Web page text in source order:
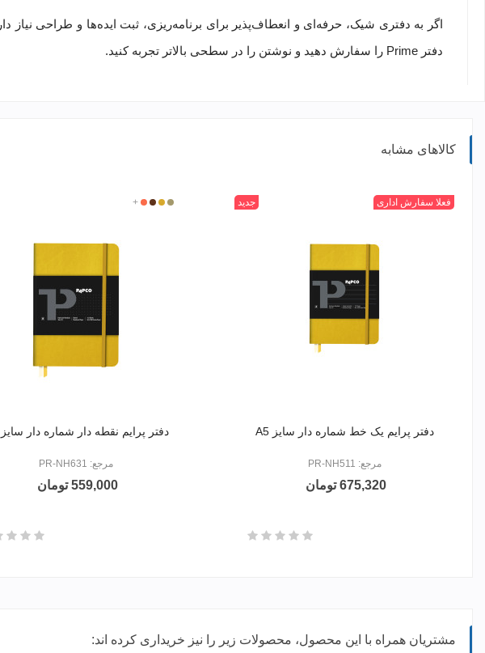
اگر به دفتری شیک، حرفه‌ای و انعطاف‌پذیر برای برنامه‌ریزی، ثبت ایده‌ها و طراحی نیاز
دفتر
را سفارش دهید و نوشتن را در سطحی بالاتر تجربه کنید.
کالاهای مشابه
315
400
520
601
+ جدید فعلا سفارش اداری
دفتر پرایم یک خط شماره دار سایز A5
مرجع: PR-NH511
675,320 تومان
320
400
450
462
+
دفتر پرایم نقطه دار شماره دار سایز A6
مرجع: PR-NH631
559,000 تومان
مشتریان همراه با این محصول، محصولات زیر را نیز خریداری کرده اند: